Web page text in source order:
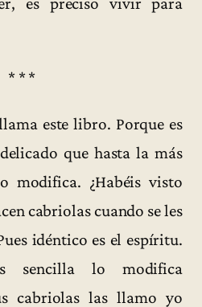
* * *
este libro. Porque es
que hasta la más
modifica. ¿Habéis visto
cabriolas cuando se les
idéntico es el espíritu.
sencilla lo modifica
cabriolas las llamo yo